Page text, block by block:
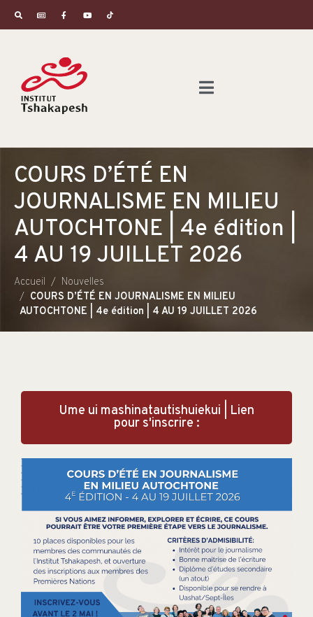
COURS D’ÉTÉ EN
JOURNALISME EN MILIEU
AUTOCHTONE | 4e édition |
4 AU 19 JUILLET 2026
Accueil
Nouvelles
COURS D’ÉTÉ EN JOURNALISME EN MILIEU
AUTOCHTONE | 4e édition | 4 AU 19 JUILLET 2026
Ume ui mashinatautishuiekui | Lien
pour s'inscrire :